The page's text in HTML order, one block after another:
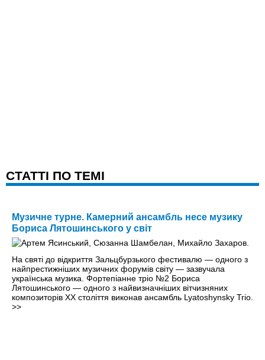
CТАТТІ ПО ТЕМІ
Музичне турне. Камерний ансамбль несе музику
Бориса Лятошинського у світ
На святі до відкриття Зальцбурзького фестивалю — одного з
найпрестижніших музичних форумів світу — зазвучала
українська музика. Фортепіанне тріо №2 Бориса
Лятошинського — одного з найвизначніших вітчизняних
композиторів ХХ століття виконав ансамбль Lyatoshynsky Trio.
>>